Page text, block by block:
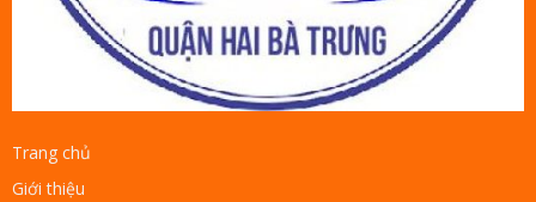
Trang chủ
Giới thiệu